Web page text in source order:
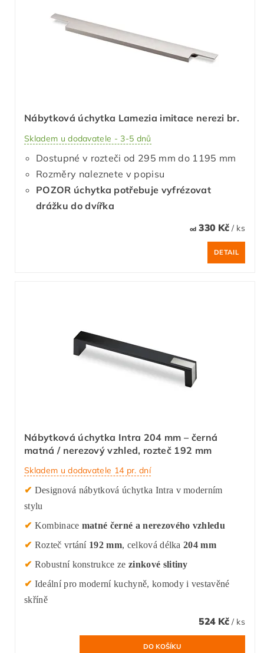
Nábytková úchytka Lamezia imitace nerezi br.
Skladem u dodavatele - 3-5 dnů
Dostupné v rozteči od 295 mm do 1195 mm
Rozměry naleznete v popisu
POZOR úchytka potřebuje vyfrézovat
drážku do dvířka
od330 Kč / ks
DETAIL
Nábytková úchytka Intra 204 mm – černá
matná / nerezový vzhled, rozteč 192 mm
Skladem u dodavatele 14 pr. dní
✔ Designová nábytková úchytka Intra v moderním
stylu
✔ Kombinace matné černé a nerezového vzhledu
✔ Rozteč vrtání 192 mm, celková délka204 mm
✔ Robustní konstrukce ze zinkové slitiny
✔ Ideální pro moderní kuchyně, komody i vestavěné
skříně
524 Kč / ks